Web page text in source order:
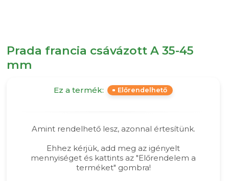
Prada francia csávázott A 35-45
mm
Ez a termék: Előrendelhető
Amint rendelhető lesz, azonnal értesítünk.
Ehhez kérjük, add meg az igényelt
mennyiséget és kattints az "Előrendelem a
terméket" gombra!